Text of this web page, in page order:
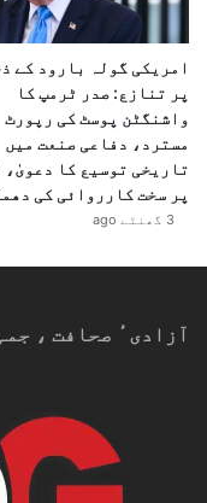
امریکی گولہ بارود کے
پر تنازع: صدر ٹرمپ کا
واشنگٹن پوسٹ کی رپورٹ
مسترد، دفاعی صنعت میں
تاریخی توسیع کا دعویٰ،
پر سخت کارروائی کی
3 گھنٹے ago
آزادیٴ صحافت ،